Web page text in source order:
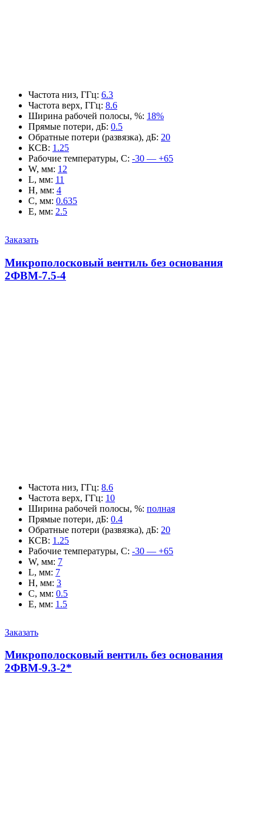
Частота низ, ГГц: 6.3
Частота верх, ГГц: 8.6
Ширина рабочей полосы, %: 18%
Прямые потери, дБ: 0.5
Обратные потери (развязка), дБ: 20
КСВ: 1.25
Рабочие температуры, С: -30 — +65
W, мм: 12
L, мм: 11
H, мм: 4
C, мм: 0.635
E, мм: 2.5
Заказать
Микрополосковый вентиль без основания
2ФВМ-7.5-4
Частота низ, ГГц: 8.6
Частота верх, ГГц: 10
Ширина рабочей полосы, %: полная
Прямые потери, дБ: 0.4
Обратные потери (развязка), дБ: 20
КСВ: 1.25
Рабочие температуры, С: -30 — +65
W, мм: 7
L, мм: 7
H, мм: 3
C, мм: 0.5
E, мм: 1.5
Заказать
Микрополосковый вентиль без основания
2ФВМ-9.3-2*